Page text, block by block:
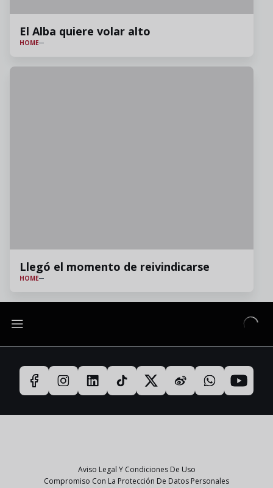
El Alba quiere volar alto
HOME
Llegó el momento de reivindicarse
HOME
Aviso Legal Y Condiciones De Uso
Compromiso Con La Protección De Datos Personales